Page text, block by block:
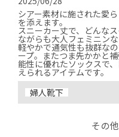
シアー素材に施された愛
を添えます。
スニーカー丈で、どんな
ながらも大人フェミニン
軽やかで通気性も抜群な
ープ。またつま先かかと
能性に優れたソックスで
えられるアイテムです。
婦人靴下
その